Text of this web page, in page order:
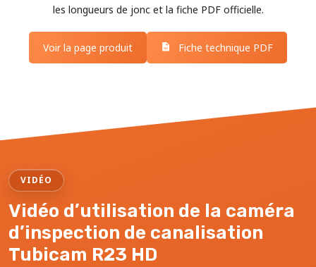
les longueurs de jonc et la fiche PDF officielle.
Voir la page produit Fiche technique PDF
VIDÉO
Vidéo d’utilisation de la caméra
d’inspection de canalisation
Tubicam R23 HD